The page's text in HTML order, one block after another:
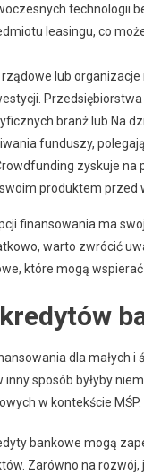
technologii
leasingu, co
lub
branż lub Na
funduszy,
zyskuje
produktem przed
finansowania ma
warto zwrócić
które mogą
dla małych
sposób byłyby
w kontekście MŚP.
bankowe mogą
Zarówno na